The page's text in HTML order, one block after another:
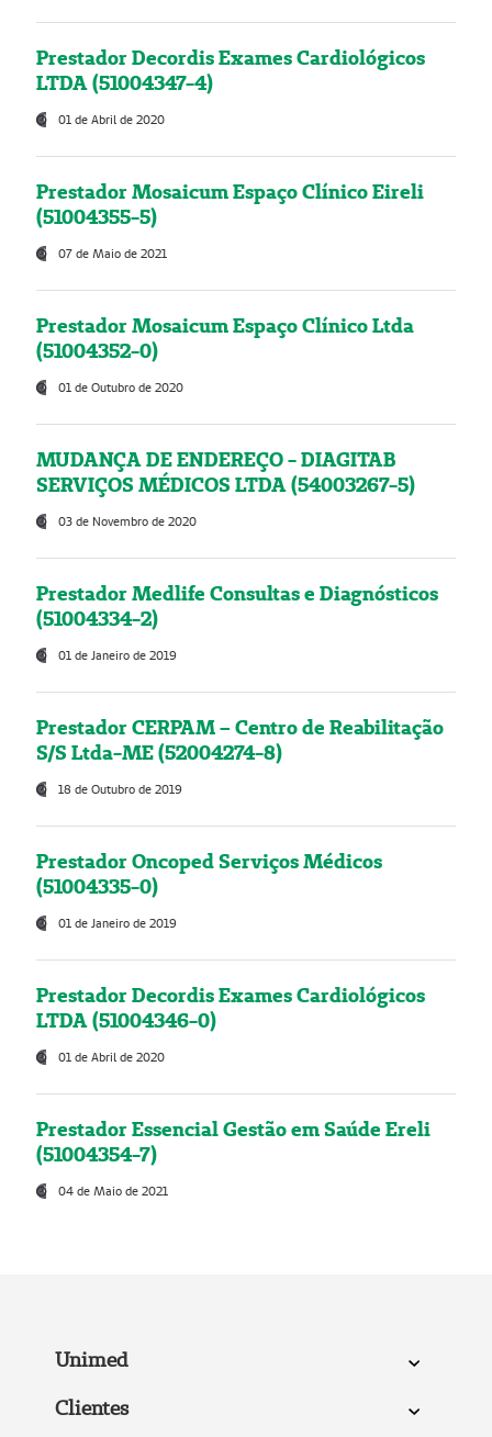
Prestador Decordis Exames Cardiológicos
LTDA (51004347-4)
01 de Abril de 2020
Prestador Mosaicum Espaço Clínico Eireli
(51004355-5)
07 de Maio de 2021
Prestador Mosaicum Espaço Clínico Ltda
(51004352-0)
01 de Outubro de 2020
MUDANÇA DE ENDEREÇO - DIAGITAB
SERVIÇOS MÉDICOS LTDA (54003267-5)
03 de Novembro de 2020
Prestador Medlife Consultas e Diagnósticos
(51004334-2)
01 de Janeiro de 2019
Prestador CERPAM – Centro de Reabilitação
S/S Ltda-ME (52004274-8)
18 de Outubro de 2019
Prestador Oncoped Serviços Médicos
(51004335-0)
01 de Janeiro de 2019
Prestador Decordis Exames Cardiológicos
LTDA (51004346-0)
01 de Abril de 2020
Prestador Essencial Gestão em Saúde Ereli
(51004354-7)
04 de Maio de 2021
Unimed
Clientes